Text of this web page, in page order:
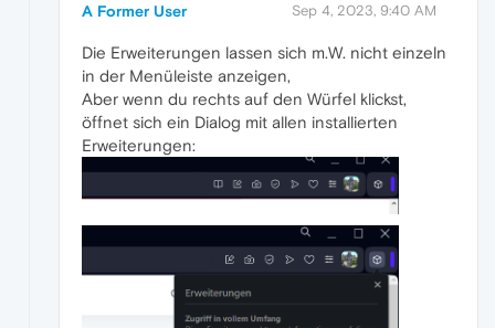
A Former User Sep 4, 2023, 9:40 AM
Die Erweiterungen lassen sich m.W. nicht einzeln
in der Menüleiste anzeigen,
Aber wenn du rechts auf den Würfel klickst,
öffnet sich ein Dialog mit allen installierten
Erweiterungen: